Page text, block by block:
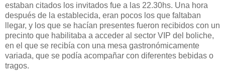
estaban citados los invitados fue a las 22.30hs. Una hora
después de la establecida, eran pocos los que faltaban
llegar, y los que se hacían presentes fueron recibidos con un
precinto que habilitaba a acceder al sector VIP del boliche,
en el que se recibía con una mesa gastronómicamente
variada, que se podía acompañar con diferentes bebidas o
tragos.